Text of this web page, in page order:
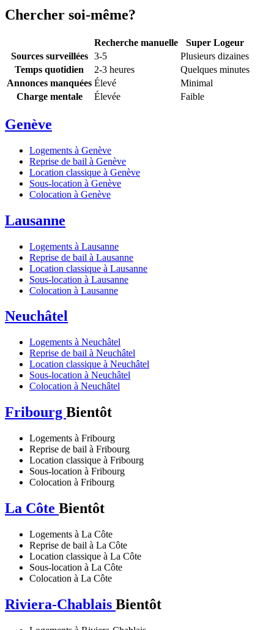
Chercher soi-même?
Recherche manuelle
Super Logeur
Sources surveillées
3-5
Plusieurs dizaines
Temps quotidien
2-3 heures
Quelques minutes
Annonces manquées Élevé
Minimal
Charge mentale
Élevée Faible
Genève
Logements à Genève
Reprise de bail à Genève
Location classique à Genève
Sous-location à Genève
Colocation à Genève
Lausanne
Logements à Lausanne
Reprise de bail à Lausanne
Location classique à Lausanne
Sous-location à Lausanne
Colocation à Lausanne
Neuchâtel
Logements à Neuchâtel
Reprise de bail à Neuchâtel
Location classique à Neuchâtel
Sous-location à Neuchâtel
Colocation à Neuchâtel
Fribourg Bientôt
Logements à Fribourg
Reprise de bail à Fribourg
Location classique à Fribourg
Sous-location à Fribourg
Colocation à Fribourg
La Côte Bientôt
Logements à La Côte
Reprise de bail à La Côte
Location classique à La Côte
Sous-location à La Côte
Colocation à La Côte
Riviera-Chablais Bientôt